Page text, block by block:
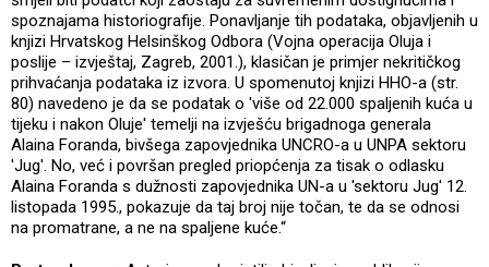
spoznajama historiografije. Ponavljanje tih podataka, objavljenih u
knjizi Hrvatskog Helsinškog Odbora (Vojna operacija Oluja i
poslije – izvještaj, Zagreb, 2001.), klasičan je primjer nekritičkog
prihvaćanja podataka iz izvora. U spomenutoj knjizi HHO-a (str.
80) navedeno je da se podatak o 'više od 22.000 spaljenih kuća u
tijeku i nakon Oluje' temelji na izvješću brigadnoga generala
Alaina Foranda, bivšega zapovjednika UNCRO-a u UNPA sektoru
'Jug'. No, već i površan pregled priopćenja za tisak o odlasku
Alaina Foranda s dužnosti zapovjednika UN-a u 'sektoru Jug' 12.
listopada 1995., pokazuje da taj broj nije točan, te da se odnosi
na promatrane, a ne na spaljene kuće.“